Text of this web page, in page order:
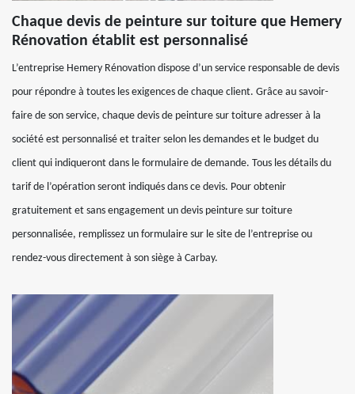
Chaque devis de peinture sur toiture que Hemery
Rénovation établit est personnalisé
L’entreprise Hemery Rénovation dispose d’un service responsable de devis
pour répondre à toutes les exigences de chaque client. Grâce au savoir-
faire de son service, chaque devis de peinture sur toiture adresser à la
société est personnalisé et traiter selon les demandes et le budget du
client qui indiqueront dans le formulaire de demande. Tous les détails du
tarif de l’opération seront indiqués dans ce devis. Pour obtenir
gratuitement et sans engagement un devis peinture sur toiture
personnalisée, remplissez un formulaire sur le site de l’entreprise ou
rendez-vous directement à son siège à Carbay.